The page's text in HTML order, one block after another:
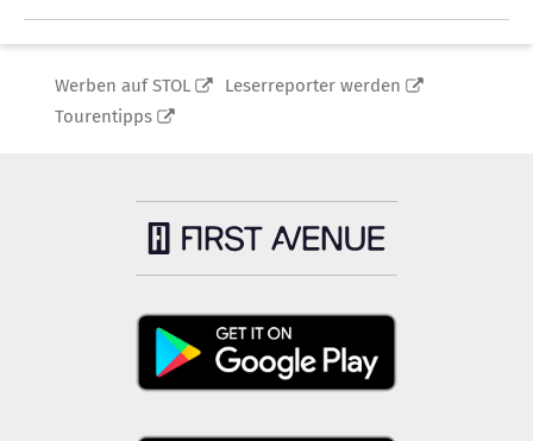
Werben auf STOL
Leserreporter werden
Tourentipps